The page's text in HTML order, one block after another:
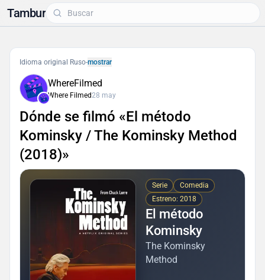
Tambur
Idioma original Ruso-mostrar
WhereFilmed
Where Filmed28 may
Dónde se filmó «El método
Kominsky / The Kominsky Method
(2018)»
Serie
Comedia
Estreno: 2018
El método
Kominsky
The Kominsky
Method